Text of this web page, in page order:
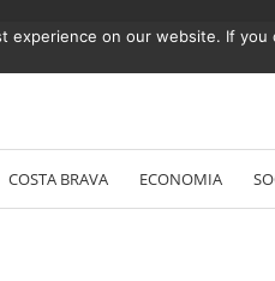
Vés
al
COSTA BRAVA ECONOMIA
experience on our website. If